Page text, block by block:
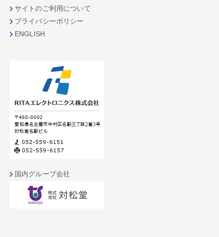
国内グループ会社
サイトのご利用について
プライバシーポリシー
ENGLISH